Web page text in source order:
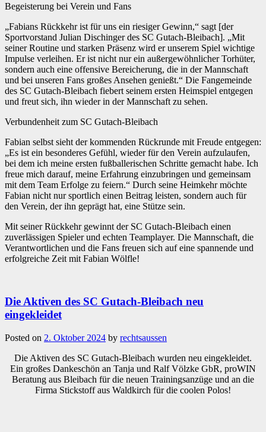
Begeisterung bei Verein und Fans
„Fabians Rückkehr ist für uns ein riesiger Gewinn,“ sagt [der
Sportvorstand Julian Dischinger des SC Gutach-Bleibach]. „Mit
seiner Routine und starken Präsenz wird er unserem Spiel wichtige
Impulse verleihen. Er ist nicht nur ein außergewöhnlicher Torhüter,
sondern auch eine offensive Bereicherung, die in der Mannschaft
und bei unseren Fans großes Ansehen genießt.“ Die Fangemeinde
des SC Gutach-Bleibach fiebert seinem ersten Heimspiel entgegen
und freut sich, ihn wieder in der Mannschaft zu sehen.
Verbundenheit zum SC Gutach-Bleibach
Fabian selbst sieht der kommenden Rückrunde mit Freude entgegen:
„Es ist ein besonderes Gefühl, wieder für den Verein aufzulaufen,
bei dem ich meine ersten fußballerischen Schritte gemacht habe. Ich
freue mich darauf, meine Erfahrung einzubringen und gemeinsam
mit dem Team Erfolge zu feiern.“ Durch seine Heimkehr möchte
Fabian nicht nur sportlich einen Beitrag leisten, sondern auch für
den Verein, der ihn geprägt hat, eine Stütze sein.
Mit seiner Rückkehr gewinnt der SC Gutach-Bleibach einen
zuverlässigen Spieler und echten Teamplayer. Die Mannschaft, die
Verantwortlichen und die Fans freuen sich auf eine spannende und
erfolgreiche Zeit mit Fabian Wölfle!
Die Aktiven des SC Gutach-Bleibach neu
eingekleidet
Posted on 2. Oktober 2024 by rechtsaussen
Die Aktiven des SC Gutach-Bleibach wurden neu eingekleidet.
Ein großes Dankeschön an Tanja und Ralf Völzke GbR, proWIN
Beratung aus Bleibach für die neuen Trainingsanzüge und an die
Firma Stickstoff aus Waldkirch für die coolen Polos!